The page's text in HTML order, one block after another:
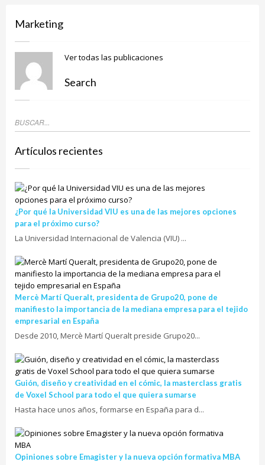
Marketing
Ver todas las publicaciones
Search
Artículos recientes
¿Por qué la Universidad VIU es una de las mejores opciones
para el próximo curso?
La Universidad Internacional de Valencia (VIU) ...
Mercè Martí Queralt, presidenta de Grupo20, pone de
manifiesto la importancia de la mediana empresa para el tejido
empresarial en España
Desde 2010, Mercè Martí Queralt preside Grupo20...
Guión, diseño y creatividad en el cómic, la masterclass gratis
de Voxel School para todo el que quiera sumarse
Hasta hace unos años, formarse en España para d...
Opiniones sobre Emagister y la nueva opción formativa MBA